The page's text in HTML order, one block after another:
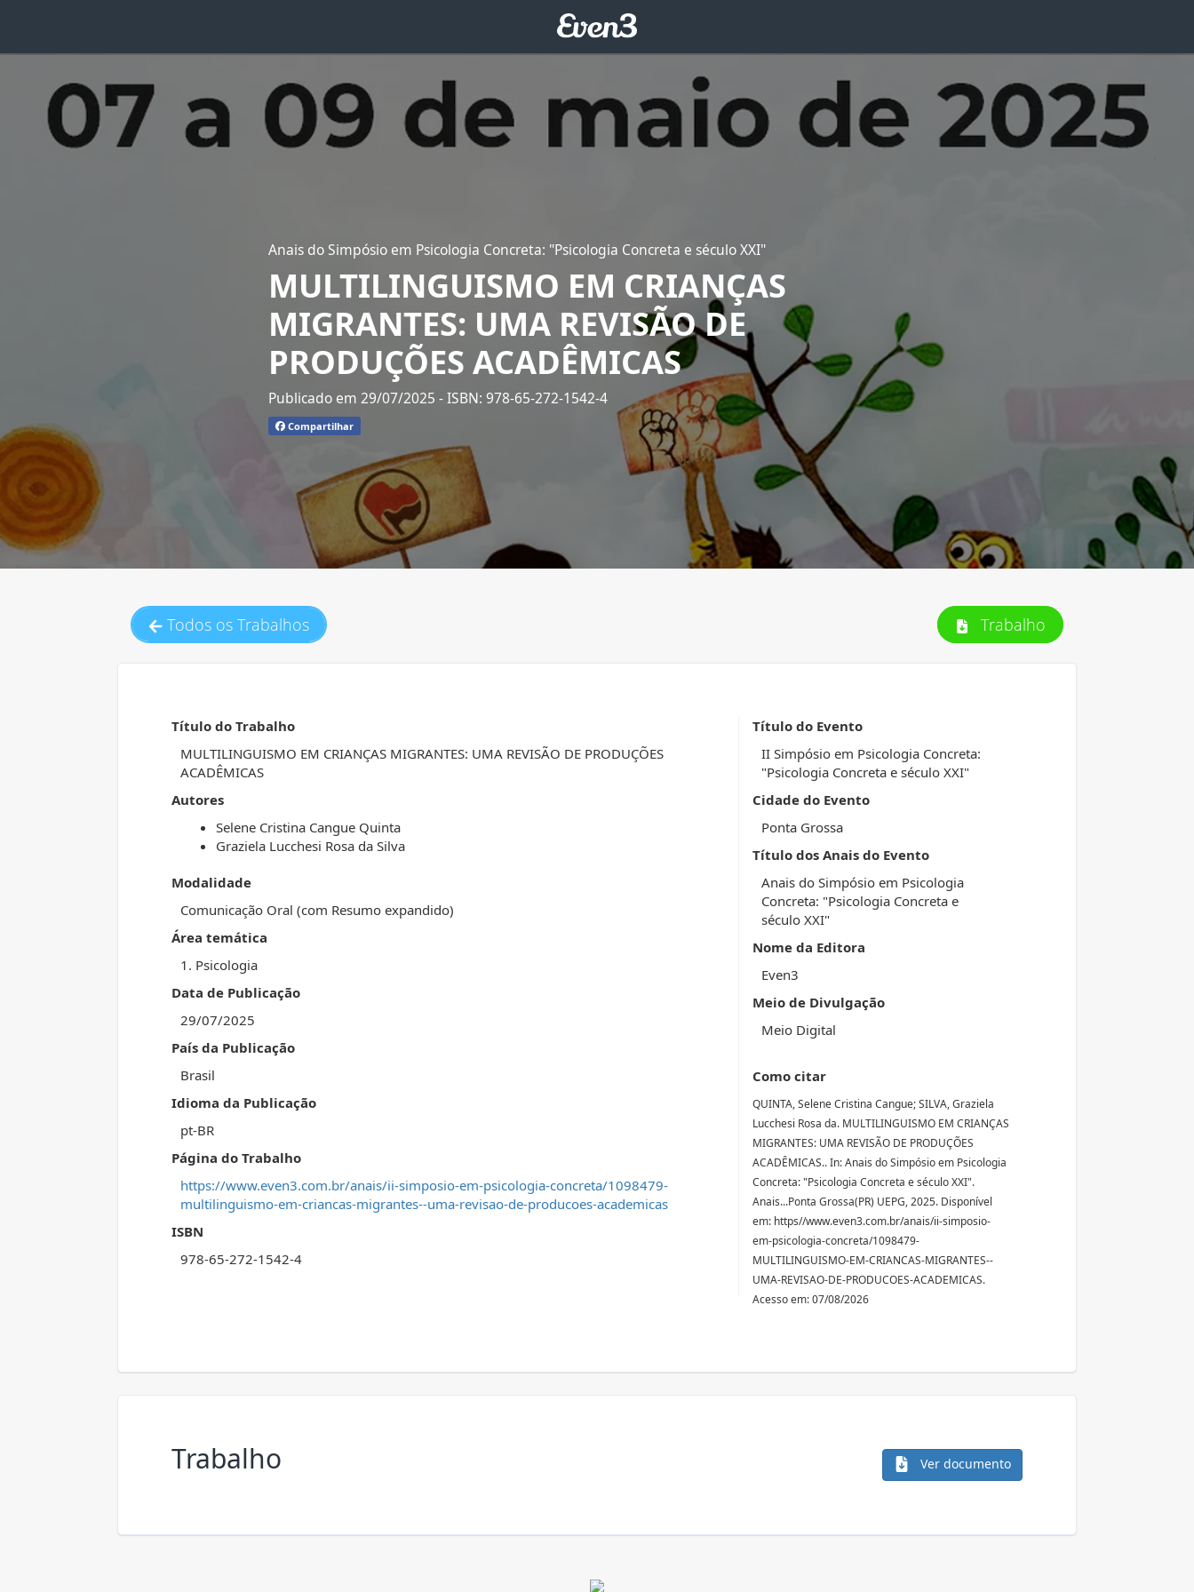
Anais do Simpósio em Psicologia Concreta: "Psicologia Concreta e século XXI"
MULTILINGUISMO EM CRIANÇAS
MIGRANTES: UMA REVISÃO DE
PRODUÇÕES ACADÊMICAS
Publicado em 29/07/2025- ISBN: 978-65-272-1542-4
Compartilhar
Todos os Trabalhos Trabalho
Título do Trabalho
MULTILINGUISMO EM CRIANÇAS MIGRANTES: UMA REVISÃO DE PRODUÇÕES
ACADÊMICAS
Autores
Selene Cristina Cangue Quinta
Graziela Lucchesi Rosa da Silva
Modalidade
Comunicação Oral (com Resumo expandido)
Área temática
1. Psicologia
Data de Publicação
29/07/2025
País da Publicação
Brasil
Idioma da Publicação
pt-BR
Página do Trabalho
https://www.even3.com.br/anais/ii-simposio-em-psicologia-concreta/1098479-
multilinguismo-em-criancas-migrantes--uma-revisao-de-producoes-academicas
ISBN
978-65-272-1542-4
Título do Evento
II Simpósio em Psicologia Concreta:
"Psicologia Concreta e século XXI"
Cidade do Evento
Ponta Grossa
Título dos Anais do Evento
Anais do Simpósio em Psicologia
Concreta: "Psicologia Concreta e
século XXI"
Nome da Editora
Even3
Meio de Divulgação
Meio Digital
Como citar
QUINTA, Selene Cristina Cangue; SILVA, Graziela
Lucchesi Rosa da. MULTILINGUISMO EM CRIANÇAS
MIGRANTES: UMA REVISÃO DE PRODUÇÕES
ACADÊMICAS.. In: Anais do Simpósio em Psicologia
Concreta: "Psicologia Concreta e século XXI".
Anais...Ponta Grossa(PR) UEPG, 2025. Disponível
em: https//www.even3.com.br/anais/ii-simposio-
em-psicologia-concreta/1098479-
MULTILINGUISMO-EM-CRIANCAS-MIGRANTES--
UMA-REVISAO-DE-PRODUCOES-ACADEMICAS.
Acesso em: 07/08/2026
Trabalho Ver documento